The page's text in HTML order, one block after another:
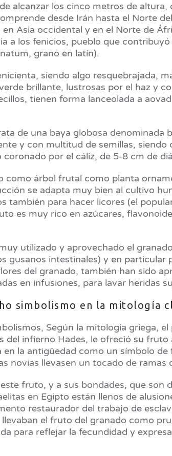
alcanzar los cinco metros de altura,
desde Irán hasta el Norte
Asia occidental y en el Norte de
a los fenicios, pueblo que
grano en latín).
siendo algo resquebrajada,
brillante, lustrosas por el haz y
tienen forma lanceolada a
de una baya globosa denominada
y con multitud de semillas,
por el cáliz, de 5-8 cm de
árbol frutal como planta
se adapta muy bien al cultivo
para hacer licores (el
es muy rico en azúcares,
utilizado y aprovechado el
intestinales) y en particular
del granado, también han sido
en infusiones, para lavar heridas
simbolismo en la mitología
Según la mitología griega,
del infierno Hades, le ofreció su
la antigüedad como un símbolo
novias llevasen un tocado de ramas
fruto, y a sus bondades, que son
en Egipto están llenos de
restaurador del trabajo de
el fruto del granado como
para reflejar la fecundidad y